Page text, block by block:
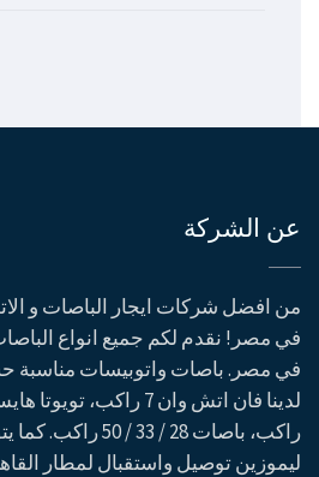
عن الشركة
من افضل شركات ايجار الباصات و
في مصر! نقدم لكم جميع انواع
في مصر. باصات واتوبيسات مناسبة
راكب، باصات 28 / 33
ليموزين توصيل واستقبال لمطار